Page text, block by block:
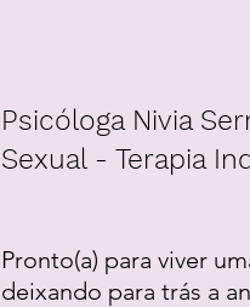
Psicóloga Nivia
Sexual - Terapia
Pronto(a) para viver
deixando para trás a